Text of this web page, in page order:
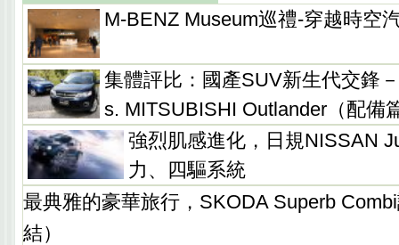
M-BENZ Museum巡禮-穿越時空
集體評比：國產SUV新生代交鋒
s. MITSUBISHI Outlander（配備
強烈肌感進化，日規NISSAN
力、四驅系統
最典雅的豪華旅行，SKODA Superb
結）